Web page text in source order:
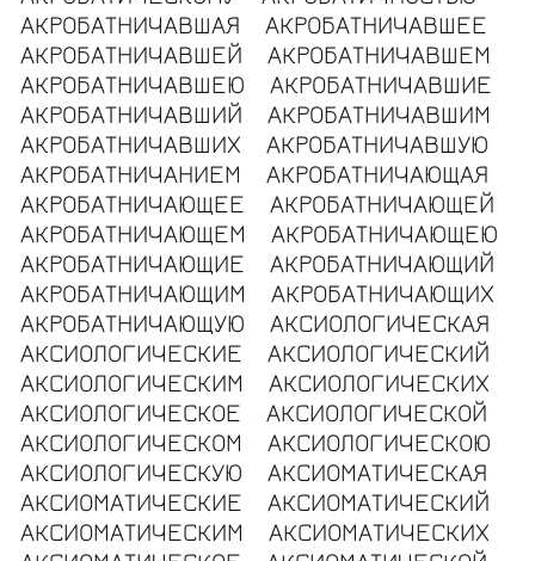
АКРОБАТНИЧАВШАЯ
АКРОБАТНИЧАВШЕЕ
АКРОБАТНИЧАВШЕЙ
АКРОБАТНИЧАВШЕМ
АКРОБАТНИЧАВШЕЮ
АКРОБАТНИЧАВШИЕ
АКРОБАТНИЧАВШИЙ
АКРОБАТНИЧАВШИМ
АКРОБАТНИЧАВШИХ
АКРОБАТНИЧАВШУЮ
АКРОБАТНИЧАНИЕМ
АКРОБАТНИЧАЮЩАЯ
АКРОБАТНИЧАЮЩЕЕ
АКРОБАТНИЧАЮЩЕЙ
АКРОБАТНИЧАЮЩЕМ
АКРОБАТНИЧАЮЩЕЮ
АКРОБАТНИЧАЮЩИЕ
АКРОБАТНИЧАЮЩИЙ
АКРОБАТНИЧАЮЩИМ
АКРОБАТНИЧАЮЩИХ
АКРОБАТНИЧАЮЩУЮ
АКСИОЛОГИЧЕСКАЯ
АКСИОЛОГИЧЕСКИЕ
АКСИОЛОГИЧЕСКИЙ
АКСИОЛОГИЧЕСКИМ
АКСИОЛОГИЧЕСКИХ
АКСИОЛОГИЧЕСКОЕ
АКСИОЛОГИЧЕСКОЙ
АКСИОЛОГИЧЕСКОМ
АКСИОЛОГИЧЕСКОЮ
АКСИОЛОГИЧЕСКУЮ
АКСИОМАТИЧЕСКАЯ
АКСИОМАТИЧЕСКИЕ
АКСИОМАТИЧЕСКИЙ
АКСИОМАТИЧЕСКИМ
АКСИОМАТИЧЕСКИХ